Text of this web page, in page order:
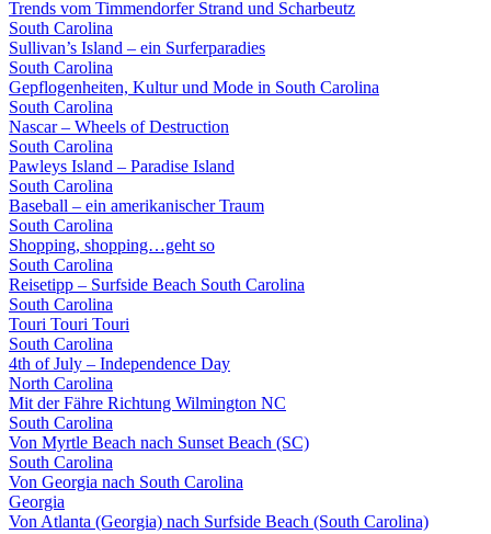
Trends vom Timmendorfer Strand und Scharbeutz
South Carolina
Sullivan’s Island – ein Surferparadies
South Carolina
Gepflogenheiten, Kultur und Mode in South Carolina
South Carolina
Nascar – Wheels of Destruction
South Carolina
Pawleys Island – Paradise Island
South Carolina
Baseball – ein amerikanischer Traum
South Carolina
Shopping, shopping…geht so
South Carolina
Reisetipp – Surfside Beach South Carolina
South Carolina
Touri Touri Touri
South Carolina
4th of July – Independence Day
North Carolina
Mit der Fähre Richtung Wilmington NC
South Carolina
Von Myrtle Beach nach Sunset Beach (SC)
South Carolina
Von Georgia nach South Carolina
Georgia
Von Atlanta (Georgia) nach Surfside Beach (South Carolina)